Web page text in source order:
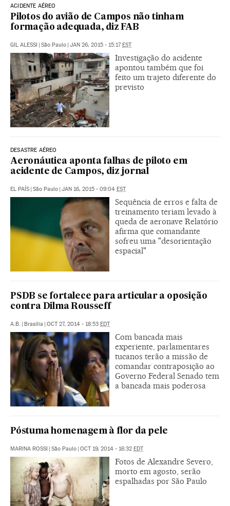
ACIDENTE AÉREO
Pilotos do avião de Campos não tinham
formação adequada, diz FAB
GIL ALESSI | São Paulo | JAN 26, 2015 - 15:17EST
Investigação do acidente
apontou também que foi
feito um trajeto diferente do
previsto
DESASTRE AÉREO
Aeronáutica aponta falhas de piloto em
acidente de Campos, diz jornal
EL PAÍS | São Paulo | JAN 16, 2015 - 09:04 EST
Sequência de erros e falta de
treinamento teriam levado à
queda de aeronave Relatório
afirma que comandante
sofreu uma "desorientação
espacial"
PSDB se fortalece para articular a oposição
contra Dilma Rousseff
A.B. | Brasília | OCT 27, 2014 - 18:53 EDT
Com bancada mais
experiente, parlamentares
tucanos terão a missão de
comandar contraposição ao
Governo Federal Senado tem
a bancada mais poderosa
Póstuma homenagem à flor da pele
MARINA ROSSI | São Paulo | OCT 19, 2014 - 16:32 EDT
Fotos de Alexandre Severo,
morto em agosto, serão
espalhadas por São Paulo